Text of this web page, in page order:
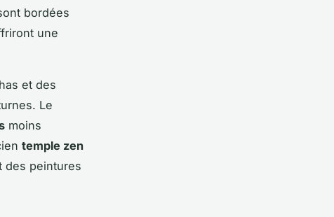
bordées
une
et des
Le
moins
temple zen
des peintures